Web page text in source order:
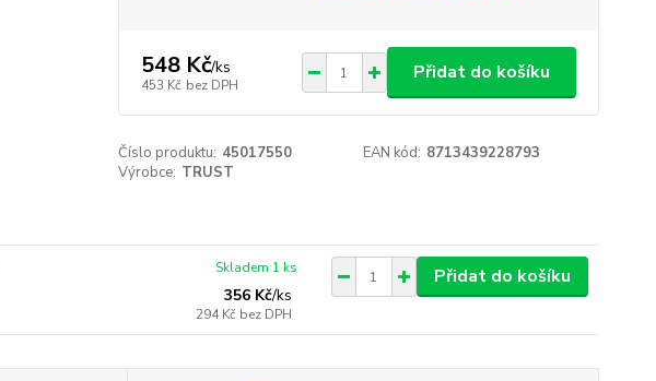
548 Kč/ks
453 Kč bez DPH
Přidat do košíku
Číslo produktu: 45017550 EAN kód: 8713439228793
Výrobce: TRUST
356 Kč/ks
294 Kč bez DPH
Skladem 1 ks Přidat do košíku